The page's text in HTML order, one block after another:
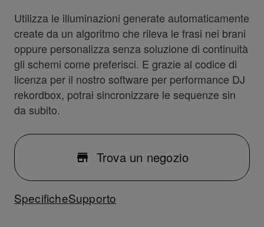
Utilizza le illuminazioni generate automaticamente
create da un algoritmo che rileva le frasi nei brani
oppure personalizza senza soluzione di continuità
gli schemi come preferisci. E grazie al codice di
licenza per il nostro software per performance DJ
rekordbox, potrai sincronizzare le sequenze sin
da subito.
Trova un negozio
SpecificheSupporto